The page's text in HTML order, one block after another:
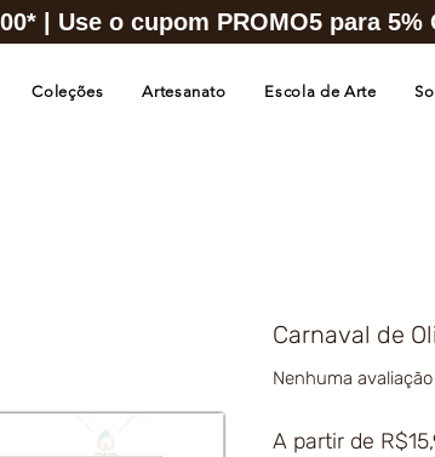
Coleções Artesanato Escola de Arte
| Use o cupom PROMO5 para
Carnaval de
Nenhuma avaliação
A partir de